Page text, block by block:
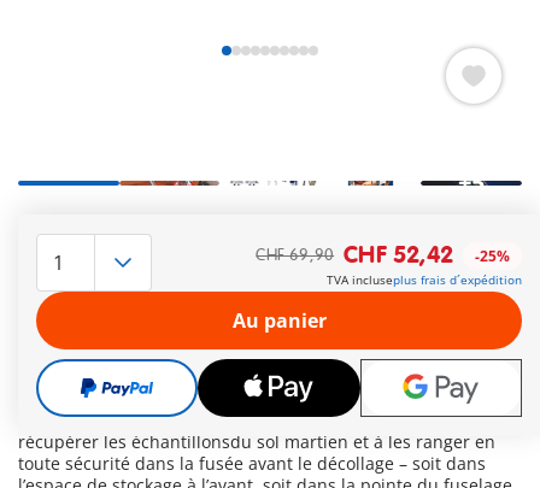
+5
(ESA) – PLAYMOBIL apporte la fascination de l’exploration de
l’espace directement dans la chambre des enfants ! Deux
astronautes ont atterri en toute sécurité sur la planète rouge
avec leur fusée de recherche – prêts à collecter des
échantillons du sol martien et à les ramener sur Terre ! La
fusée est modulaire : elle peut être rallongée ou raccourcie,
en fonction de la mission. Elle peut être amarrée sur la
plateforme mobile d’atterrissage, qui sert de station de base
sur Mars. Les bras articulés aident les astronautes à
récupérer les échantillonsdu sol martien et à les ranger en
toute sécurité dans la fusée avant le décollage – soit dans
CHF 69,90 CHF 52,42 -25%
TVA incluseplus frais d´expédition
Au panier